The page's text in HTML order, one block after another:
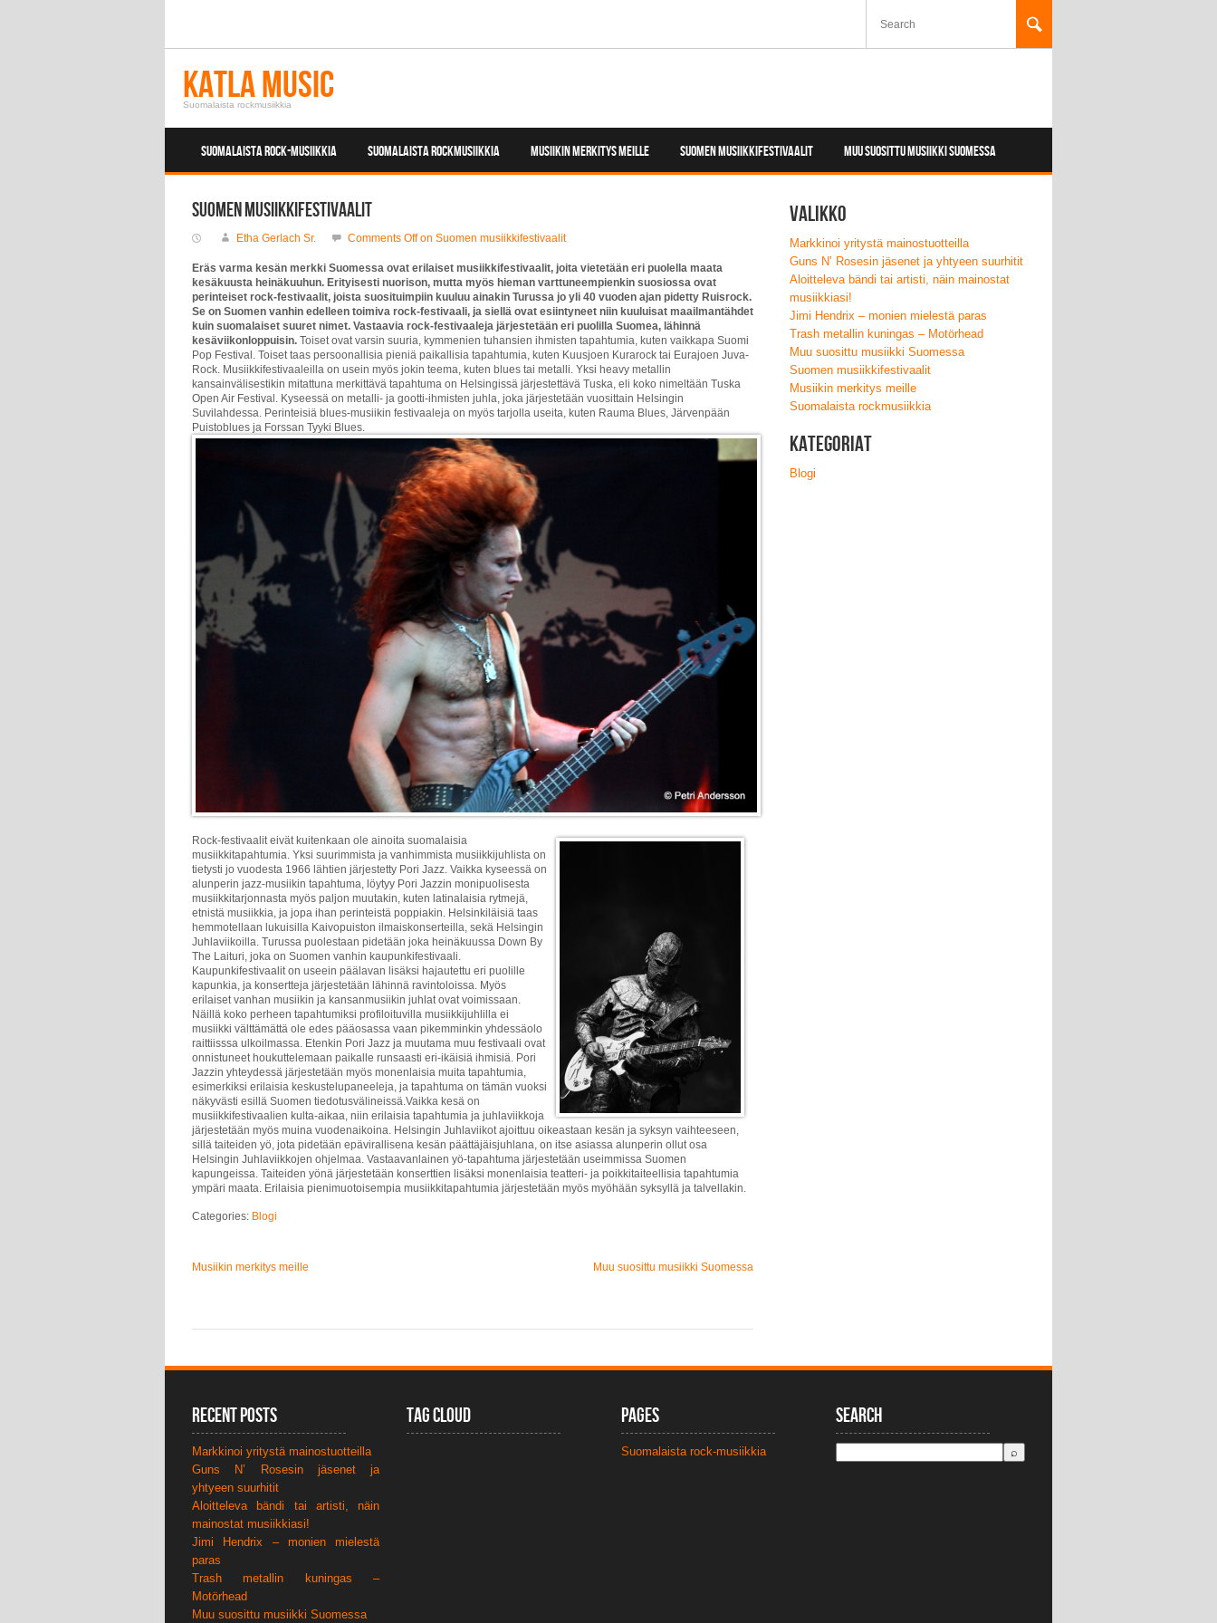
Katla Music
Suomalaista rockmusiikkia
SUOMALAISTA ROCK-MUSIIKKIA SUOMALAISTA ROCKMUSIIKKIA MUSIIKIN MERKITYS MEILLE SUOMEN MUSIIKKIFESTIVAALIT MUU SUOSITTU MUSIIKKI SUOMESSA
Suomen musiikkifestivaalit
Etha Gerlach Sr. Comments Offon Suomen musiikkifestivaalit
Eräs varma kesän merkki Suomessa ovat erilaiset musiikkifestivaalit, joita vietetään eri puolella maata
kesäkuusta heinäkuuhun. Erityisesti nuorison, mutta myös hieman varttuneempienkin suosiossa ovat
perinteiset rock-festivaalit, joista suosituimpiin kuuluu ainakin Turussa jo yli 40 vuoden ajan pidetty Ruisrock.
Se on Suomen vanhin edelleen toimiva rock-festivaali, ja siellä ovat esiintyneet niin kuuluisat maailmantähdet
kuin suomalaiset suuret nimet. Vastaavia rock-festivaaleja järjestetään eri puolilla Suomea, lähinnä
kesäviikonloppuisin. Toiset ovat varsin suuria, kymmenien tuhansien ihmisten tapahtumia, kuten vaikkapa Suomi
Pop Festival. Toiset taas persoonallisia pieniä paikallisia tapahtumia, kuten Kuusjoen Kurarock tai Eurajoen Juva-
Rock. Musiikkifestivaaleilla on usein myös jokin teema, kuten blues tai metalli. Yksi heavy metallin
kansainvälisestikin mitattuna merkittävä tapahtuma on Helsingissä järjestettävä Tuska, eli koko nimeltään Tuska
Open Air Festival. Kyseessä on metalli- ja gootti-ihmisten juhla, joka järjestetään vuosittain Helsingin
Suvilahdessa. Perinteisiä blues-musiikin festivaaleja on myös tarjolla useita, kuten Rauma Blues, Järvenpään
Puistoblues ja Forssan Tyyki Blues.
Rock-festivaalit eivät kuitenkaan ole ainoita suomalaisia
musiikkitapahtumia. Yksi suurimmista ja vanhimmista musiikkijuhlista on
tietysti jo vuodesta 1966 lähtien järjestetty Pori Jazz. Vaikka kyseessä on
alunperin jazz-musiikin tapahtuma, löytyy Pori Jazzin monipuolisesta
musiikkitarjonnasta myös paljon muutakin, kuten latinalaisia rytmejä,
etnistä musiikkia, ja jopa ihan perinteistä poppiakin. Helsinkiläisiä taas
hemmotellaan lukuisilla Kaivopuiston ilmaiskonserteilla, sekä Helsingin
Juhlaviikoilla. Turussa puolestaan pidetään joka heinäkuussa Down By
The Laituri, joka on Suomen vanhin kaupunkifestivaali.
Kaupunkifestivaalit on useein päälavan lisäksi hajautettu eri puolille
kapunkia, ja konsertteja järjestetään lähinnä ravintoloissa. Myös
erilaiset vanhan musiikin ja kansanmusiikin juhlat ovat voimissaan.
Näillä koko perheen tapahtumiksi profiloituvilla musiikkijuhlilla ei
musiikki välttämättä ole edes pääosassa vaan pikemminkin yhdessäolo
raittiisssa ulkoilmassa. Etenkin Pori Jazz ja muutama muu festivaali ovat
onnistuneet houkuttelemaan paikalle runsaasti eri-ikäisiä ihmisiä. Pori
Jazzin yhteydessä järjestetään myös monenlaisia muita tapahtumia,
esimerkiksi erilaisia keskustelupaneeleja, ja tapahtuma on tämän vuoksi
näkyvästi esillä Suomen tiedotusvälineissä.Vaikka kesä on
musiikkifestivaalien kulta-aikaa, niin erilaisia tapahtumia ja juhlaviikkoja
järjestetään myös muina vuodenaikoina. Helsingin Juhlaviikot ajoittuu oikeastaan kesän ja syksyn vaihteeseen,
sillä taiteiden yö, jota pidetään epävirallisena kesän päättäjäisjuhlana, on itse asiassa alunperin ollut osa
Helsingin Juhlaviikkojen ohjelmaa. Vastaavanlainen yö-tapahtuma järjestetään useimmissa Suomen
kapungeissa. Taiteiden yönä järjestetään konserttien lisäksi monenlaisia teatteri- ja poikkitaiteellisia tapahtumia
ympäri maata. Erilaisia pienimuotoisempia musiikkitapahtumia järjestetään myös myöhään syksyllä ja talvellakin.
Categories: Blogi
Musiikin merkitys meille Muu suosittu musiikki Suomessa
Valikko
Markkinoi yritystä mainostuotteilla
Guns N’ Rosesin jäsenet ja yhtyeen suurhitit
Aloitteleva bändi tai artisti, näin mainostat
musiikkiasi!
Jimi Hendrix – monien mielestä paras
Trash metallin kuningas – Motörhead
Muu suosittu musiikki Suomessa
Suomen musiikkifestivaalit
Musiikin merkitys meille
Suomalaista rockmusiikkia
Kategoriat
Blogi
Recent Posts
Markkinoi yritystä mainostuotteilla
Guns N’ Rosesin jäsenet ja
yhtyeen suurhitit
Aloitteleva bändi tai artisti, näin
mainostat musiikkiasi!
Jimi Hendrix – monien mielestä
paras
Trash metallin kuningas –
Motörhead
Muu suosittu musiikki Suomessa
Tag Cloud Pages
Suomalaista rock-musiikkia
Search